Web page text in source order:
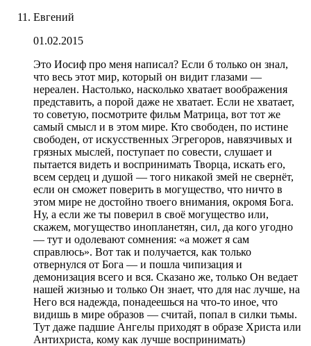
Евгений
01.02.2015
Это Иосиф про меня написал? Если б только он знал,
что весь этот мир, который он видит глазами —
нереален. Настолько, насколько хватает воображения
представить, а порой даже не хватает. Если не хватает,
то советую, посмотрите фильм Матрица, вот тот же
самый смысл и в этом мире. Кто свободен, по истине
свободен, от искусственных Эгрегоров, навязчивых и
грязных мыслей, поступает по совести, слушает и
пытается видеть и воспринимать Творца, искать его,
всем сердец и душой — того никакой змей не свернёт,
если он сможет поверить в могущество, что ничто в
этом мире не достойно твоего внимания, окромя Бога.
Ну, а если же ты поверил в своё могущество или,
скажем, могущество инопланетян, сил, да кого угодно
— тут и одолевают сомнения: «а может я сам
справлюсь». Вот так и получается, как только
отвернулся от Бога — и пошла чипизация и
демонизация всего и вся. Сказано же, только Он ведает
нашей жизнью и только Он знает, что для нас лучше, на
Него вся надежда, понадеешься на что-то иное, что
видишь в мире образов — считай, попал в силки тьмы.
Тут даже падшие Ангелы приходят в образе Христа или
Антихриста, кому как лучше воспринимать)